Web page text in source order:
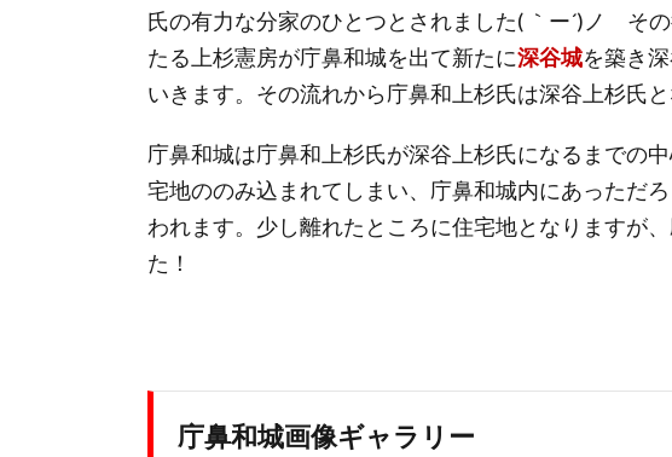
氏の有力な分家のひとつとされました( ｀ー´)ノ そ
たる上杉憲房が庁鼻和城を出て新たに深谷城を築き
いきます。その流れから庁鼻和上杉氏は深谷上杉氏と
庁鼻和城は庁鼻和上杉氏が深谷上杉氏になるまでの
宅地ののみ込まれてしまい、庁鼻和城内にあっただ
われます。少し離れたところに住宅地となりますが
た！
庁鼻和城画像ギャラリー